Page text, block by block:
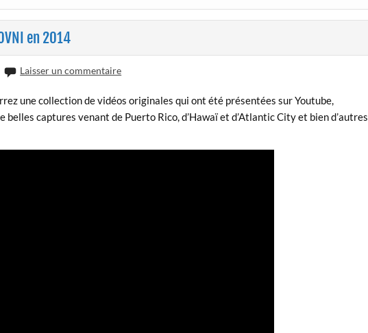
en 2014
Laisser un commentaire
une collection de vidéos originales qui ont été présentées sur Youtube,
captures venant de Puerto Rico, d’Hawaï et d’Atlantic City et bien d’autres